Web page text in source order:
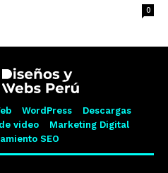
0
WordPress
Descargas
video
Marketing Digital
SEO